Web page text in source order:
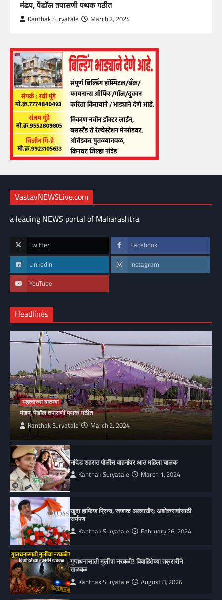
मंडप, पेंडॉल तपासणी पथक गठीत
Kanthak Suryatale March 2, 2024
VastavNEWSLive.com
a leading NEWS portal of Maharashtra
Twitter Facebook
LinkedIn Instagram
YouTube
Headlines
महत्वाच्या बातम्या
मंडप, पेंडॉल तपासणी पथक गठीत
Kanthak Suryatale March 2, 2024
नांदेड शहरात पोलीस वाहनांवर आठ महिला चालक
Kanthak Suryatale March 1, 2024
खुदा हाफिज प्रिन्स, जजाक अल्लाखैर; अशोकरावांसाठी
सर्मपण
Kanthak Suryatale February 26, 2024
गुप्तधनासाठी मुलींचा नरबळी? विवाहितेच्या तक्रारीने
खळबळ
Kanthak Suryatale August 8, 2026